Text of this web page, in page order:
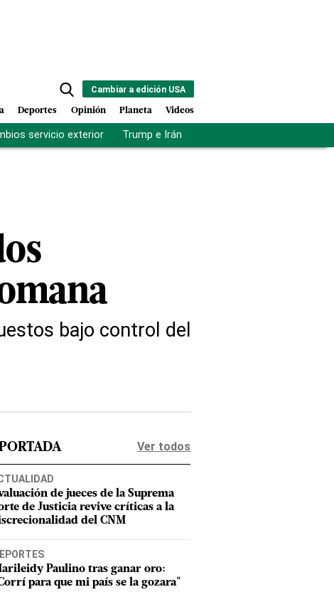
Cambiar a edición USA
Deportes Opinión Planeta Videos
servicio exterior Trump e Irán
bajo control del
Ver todos
de jueces de la Suprema
de Justicia revive críticas a la
del CNM
Paulino tras ganar oro:
para que mi país se la gozara"